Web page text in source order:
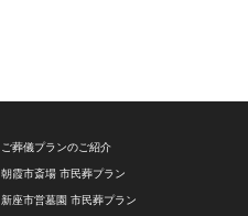
ご葬儀プランのご紹介
朝霞市斎場 市民葬プラン
新座市営墓園 市民葬プラン